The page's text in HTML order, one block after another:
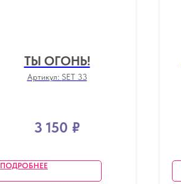
ТЫ ОГОНЬ!
Артикул: SET 33
3 150 ₽
ПОДРОБНЕЕ